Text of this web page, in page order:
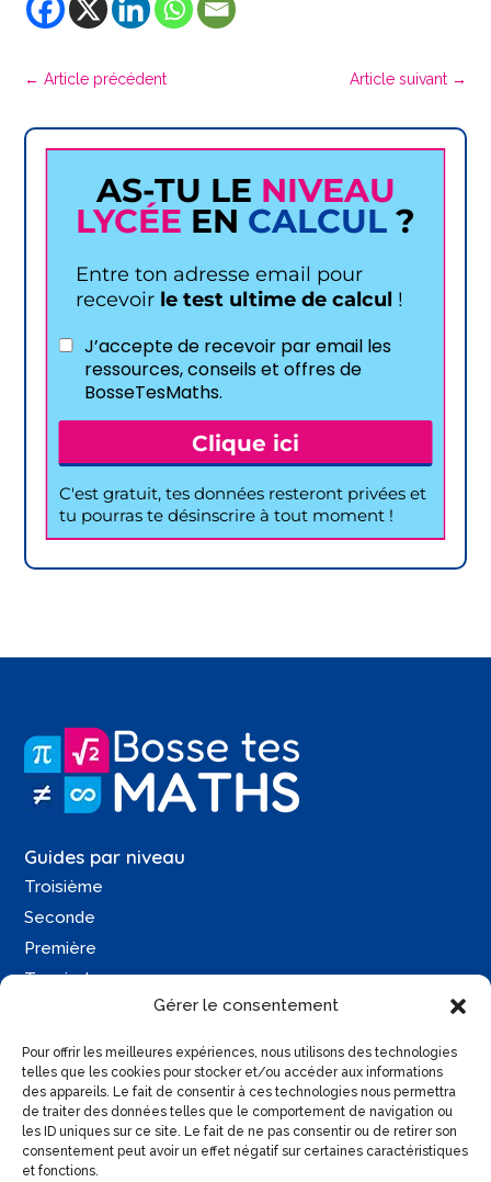
Gérer le consentement
Pour offrir les meilleures expériences, nous utilisons des technologies
telles que les cookies pour stocker et/ou accéder aux informations
des appareils. Le fait de consentir à ces technologies nous permettra
de traiter des données telles que le comportement de navigation ou
les ID uniques sur ce site. Le fait de ne pas consentir ou de retirer son
consentement peut avoir un effet négatif sur certaines caractéristiques
et fonctions.
←Article précédent Article suivant→
Guides par niveau
Troisième
Seconde
Première
Terminale
Contactez-moi
Retrouvez moi sur :